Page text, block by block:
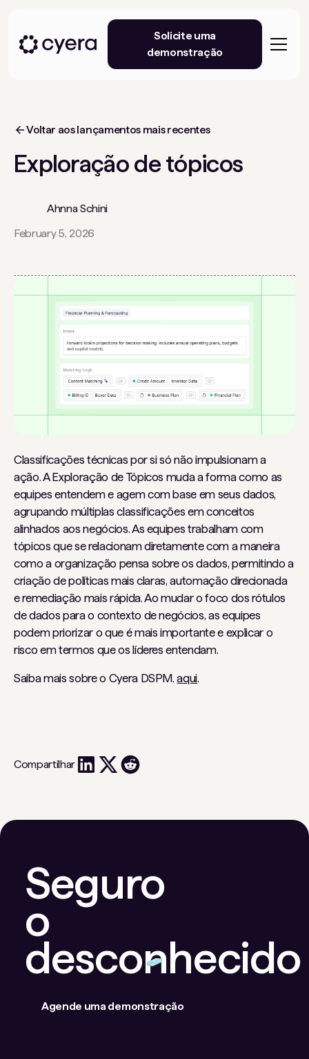
Solicite uma
demonstração
Voltar aos lançamentos mais recentes
Exploração de tópicos
Ahnna Schini
February 5, 2026
Classificações técnicas por si só não impulsionam a
ação. A Exploração de Tópicos muda a forma como as
equipes entendem e agem com base em seus dados,
agrupando múltiplas classificações em conceitos
alinhados aos negócios. As equipes trabalham com
tópicos que se relacionam diretamente com a maneira
como a organização pensa sobre os dados, permitindo a
criação de políticas mais claras, automação direcionada
e remediação mais rápida. Ao mudar o foco dos rótulos
de dados para o contexto de negócios, as equipes
podem priorizar o que é mais importante e explicar o
risco em termos que os líderes entendam.
Saiba mais sobre o Cyera DSPM.aqui.
Compartilhar
Seguro
o
desconhecido
Agende uma demonstração